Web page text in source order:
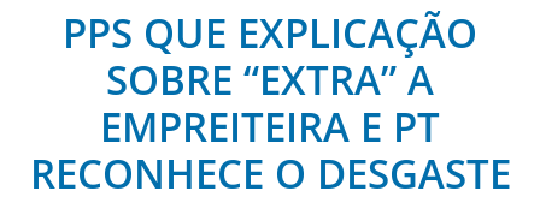
PPS QUE EXPLICAÇÃO
SOBRE “EXTRA” A
EMPREITEIRA E PT
RECONHECE O DESGASTE